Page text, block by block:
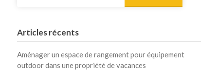
Articles récents
Aménager un espace de rangement pour équipement
outdoor dans une propriété de vacances